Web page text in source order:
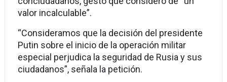
valor incalculable”.
“Consideramos que la decisión del presidente
Putin sobre el inicio de la operación militar
especial perjudica la seguridad de Rusia y sus
ciudadanos”, señala la petición.